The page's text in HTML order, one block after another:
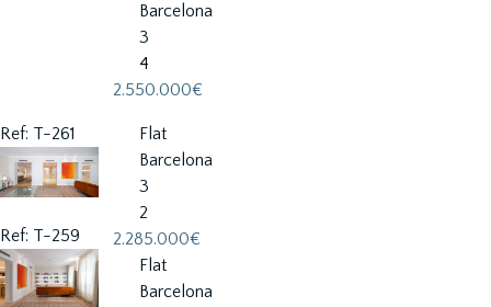
Barcelona
3
4
2.550.000€
Ref: T-261
Flat
Barcelona
3
2
2.285.000€
Ref: T-259
Flat
Barcelona